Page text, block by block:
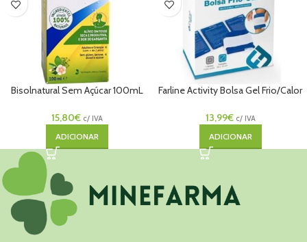
Bisolnatural Sem Açúcar 100mL
15,80€ c/ IVA
ADICIONAR
Farline Activity Bolsa Gel Frio/Calor
13,99€ c/ IVA
ADICIONAR